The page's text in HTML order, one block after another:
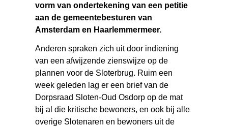
vorm van ondertekening van een petitie
aan de gemeentebesturen van
Amsterdam en Haarlemmermeer.
Anderen spraken zich uit door indiening
van een afwijzende zienswijze op de
plannen voor de Sloterbrug. Ruim een
week geleden lag er een brief van de
Dorpsraad Sloten-Oud Osdorp op de mat
bij al die kritische bewoners, en ook bij alle
overige Slotenaren en bewoners uit de